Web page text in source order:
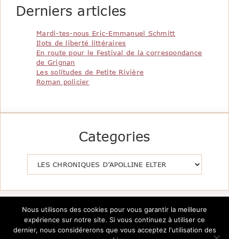
Derniers articles
Mardi-tes-nous Eric-Emmanuel Schmitt
Ilots de liberté littéraires
En route pour le Festival de la correspondance
de Grignan
Les solitudes de Petite Rivière
Roman policier
Categories
Nous utilisons des cookies pour vous garantir la meilleure
expérience sur notre site. Si vous continuez à utiliser ce
dernier, nous considérerons que vous acceptez l'utilisation des